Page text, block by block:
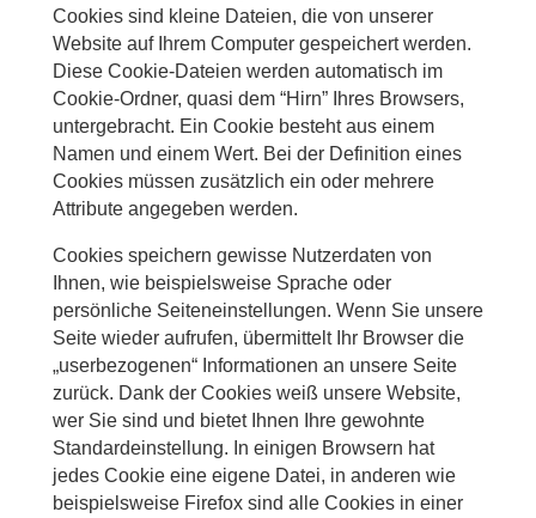
Cookies sind kleine Dateien, die von unserer
Website auf Ihrem Computer gespeichert werden.
Diese Cookie-Dateien werden automatisch im
Cookie-Ordner, quasi dem “Hirn” Ihres Browsers,
untergebracht. Ein Cookie besteht aus einem
Namen und einem Wert. Bei der Definition eines
Cookies müssen zusätzlich ein oder mehrere
Attribute angegeben werden.
Cookies speichern gewisse Nutzerdaten von
Ihnen, wie beispielsweise Sprache oder
persönliche Seiteneinstellungen. Wenn Sie unsere
Seite wieder aufrufen, übermittelt Ihr Browser die
„userbezogenen“ Informationen an unsere Seite
zurück. Dank der Cookies weiß unsere Website,
wer Sie sind und bietet Ihnen Ihre gewohnte
Standardeinstellung. In einigen Browsern hat
jedes Cookie eine eigene Datei, in anderen wie
beispielsweise Firefox sind alle Cookies in einer